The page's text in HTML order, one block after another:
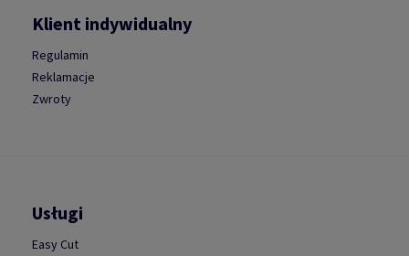
Klient indywidualny
Regulamin
Reklamacje
Zwroty
Usługi
Easy Cut